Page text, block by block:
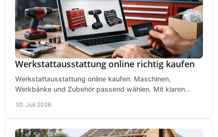
Werkstattausstattung online richtig kaufen
Werkstattausstattung online kaufen: Maschinen,
Werkbänke und Zubehör passend wählen. Mit klaren
30. Juli 2026